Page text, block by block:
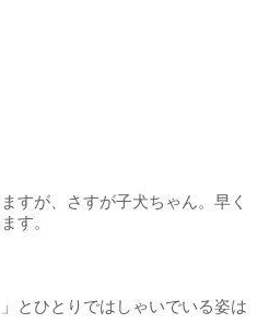
すが、さすが子犬ちゃん。早く
す。
とひとりではしゃいでいる姿は